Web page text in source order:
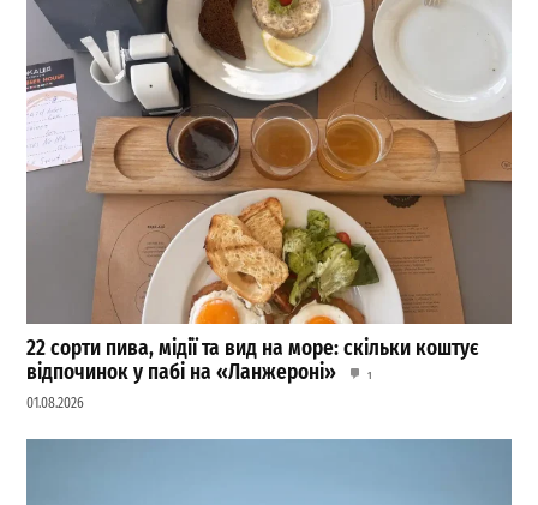
22 сорти пива, мідії та вид на море: скільки коштує
відпочинок у пабі на «Ланжероні»
1
01.08.2026